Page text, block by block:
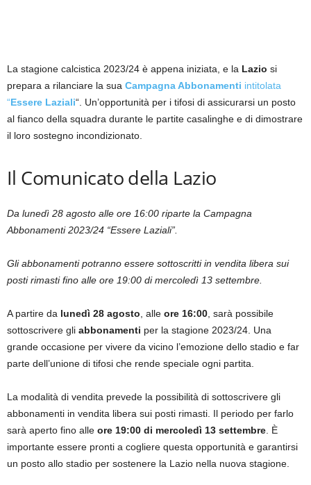
La stagione calcistica 2023/24 è appena iniziata, e la Lazio si
prepara a rilanciare la sua Campagna Abbonamenti intitolata
“Essere Laziali“. Un’opportunità per i tifosi di assicurarsi un posto
al fianco della squadra durante le partite casalinghe e di dimostrare
il loro sostegno incondizionato.
Il Comunicato della Lazio
Da lunedì 28 agosto alle ore 16:00 riparte la Campagna
Abbonamenti 2023/24 “Essere Laziali”.
Gli abbonamenti potranno essere sottoscritti in vendita libera sui
posti rimasti fino alle ore 19:00 di mercoledì 13 settembre.
A partire da lunedì 28 agosto , alle ore 16:00 , sarà possibile
sottoscrivere gli abbonamenti per la stagione 2023/24. Una
grande occasione per vivere da vicino l’emozione dello stadio e far
parte dell’unione di tifosi che rende speciale ogni partita.
La modalità di vendita prevede la possibilità di sottoscrivere gli
abbonamenti in vendita libera sui posti rimasti. Il periodo per farlo
sarà aperto fino alle ore 19:00 di mercoledì 13 settembre . È
importante essere pronti a cogliere questa opportunità e garantirsi
un posto allo stadio per sostenere la Lazio nella nuova stagione.